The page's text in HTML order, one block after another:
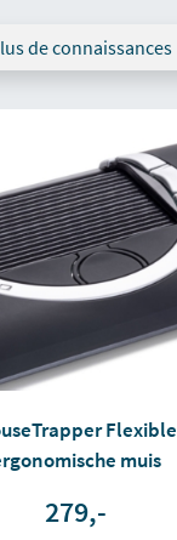
de connaissances
Flexible
muis
279,-